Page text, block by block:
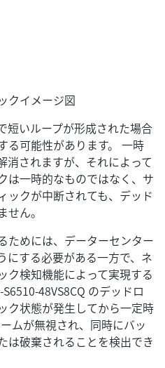
クイメージ図
短いループが形成された場合
る可能性があります。 一時
消されますが、それによって
は一時的なものではなく、サ
ックが中断されても、デッド
ん。
ためには、データーセンター
にする必要がある一方で、ネ
ク検知機能によって実現する
48VS8CQ のデッドロ
ク状態が発生してから一定時
ムが無視され、同時にバッ
は破棄されることを検出でき